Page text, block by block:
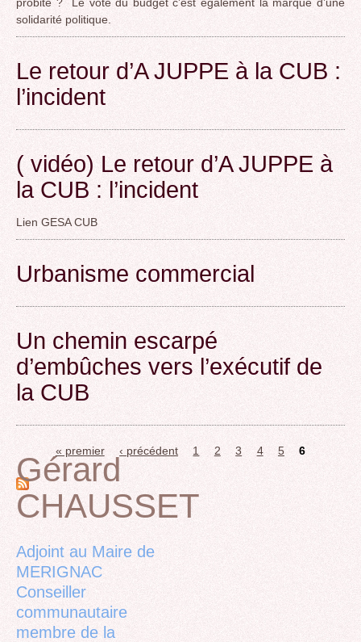
solidarité politique.
Le retour d’A JUPPE à la CUB :
l’incident
( vidéo) Le retour d’A JUPPE à
la CUB : l’incident
Lien GESA CUB
Urbanisme commercial
Un chemin escarpé
d’embûches vers l’exécutif de
la CUB
Pages
« premier ‹ précédent 1 2 3 4 5 6
Back
to
Gérard
CHAUSSET
Adjoint au Maire de
MERIGNAC
Conseiller
communautaire
membre de la